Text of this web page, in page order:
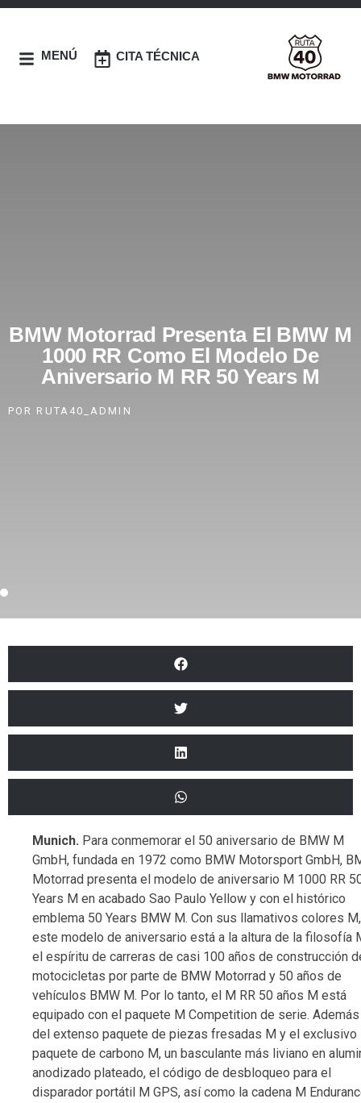
MENÚ CITA TÉCNICA
BMW Motorrad Presenta El BMW M
1000 RR Como El Modelo De
Aniversario M RR 50 Years M
POR RUTA40_ADMIN
Munich. Para conmemorar el 50 aniversario de BMW M
GmbH, fundada en 1972 como BMW Motorsport GmbH,
Motorrad presenta el modelo de aniversario M 1000 RR
Years M en acabado Sao Paulo Yellow y con el histórico
emblema 50 Years BMW M. Con sus llamativos colores M,
este modelo de aniversario está a la altura de la filosofía
el espíritu de carreras de casi 100 años de construcción
motocicletas por parte de BMW Motorrad y 50 años de
vehículos BMW M. Por lo tanto, el M RR 50 años M está
equipado con el paquete M Competition de serie. Además
del extenso paquete de piezas fresadas M y el exclusivo
paquete de carbono M, un basculante más liviano en
anodizado plateado, el código de desbloqueo para el
disparador portátil M GPS, así como la cadena M